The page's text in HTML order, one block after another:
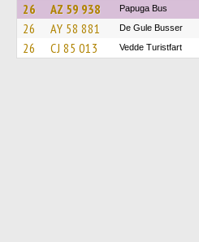
26 AZ 59 938 Papuga Bus
26 AY 58 881 De Gule Busser
26 CJ 85 013 Vedde Turistfart